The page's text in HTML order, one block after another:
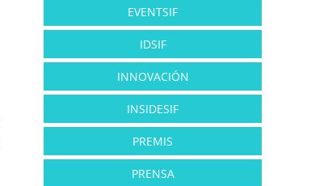
EVENTSIF
IDSIF
INNOVACIÓN
INSIDESIF
PREMIS
PRENSA